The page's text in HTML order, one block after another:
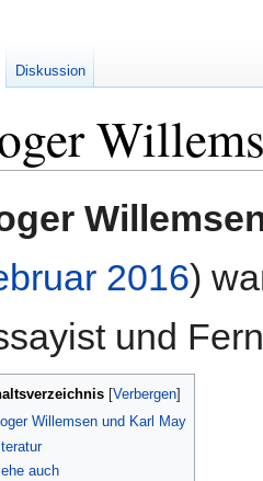
2016)
und
Willemsen und Karl May
auch
Diskussion